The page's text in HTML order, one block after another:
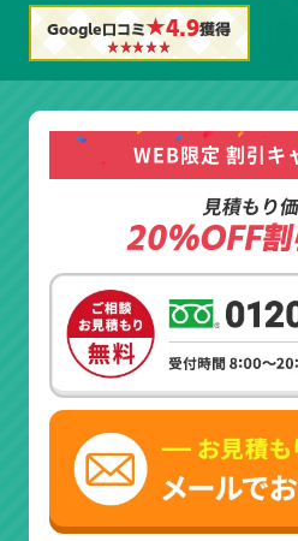
Google口コミ★4.9獲得
WEB限定 割引キ
見積もり
20%OFF